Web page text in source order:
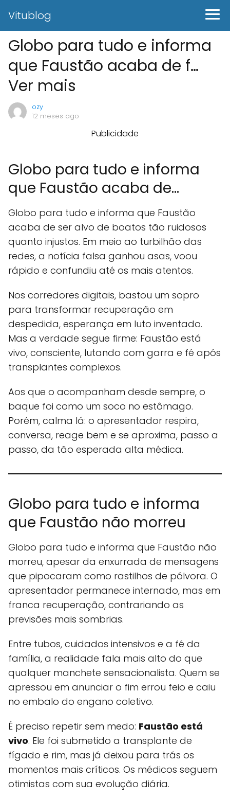
Vitublog
Globo para tudo e informa
que Faustão acaba de f…
Ver mais
ozy
12 meses ago
Publicidade
Globo para tudo e informa
que Faustão acaba de...
Globo para tudo e informa que Faustão
acaba de ser alvo de boatos tão ruidosos
quanto injustos. Em meio ao turbilhão das
redes, a notícia falsa ganhou asas, voou
rápido e confundiu até os mais atentos.
Nos corredores digitais, bastou um sopro
para transformar recuperação em
despedida, esperança em luto inventado.
Mas a verdade segue firme: Faustão está
vivo, consciente, lutando com garra e fé após
transplantes complexos.
Aos que o acompanham desde sempre, o
baque foi como um soco no estômago.
Porém, calma lá: o apresentador respira,
conversa, reage bem e se aproxima, passo a
passo, da tão esperada alta médica.
Globo para tudo e informa
que Faustão não morreu
Globo para tudo e informa que Faustão não
morreu, apesar da enxurrada de mensagens
que pipocaram como rastilhos de pólvora. O
apresentador permanece internado, mas em
franca recuperação, contrariando as
previsões mais sombrias.
Entre tubos, cuidados intensivos e a fé da
família, a realidade fala mais alto do que
qualquer manchete sensacionalista. Quem se
apressou em anunciar o fim errou feio e caiu
no embalo do engano coletivo.
É preciso repetir sem medo: Faustão está
vivo. Ele foi submetido a transplante de
fígado e rim, mas já deixou para trás os
momentos mais críticos. Os médicos seguem
otimistas com sua evolução diária.